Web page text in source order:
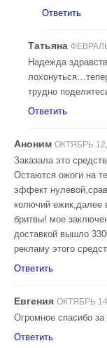
Ответить
Татьяна
Надежда
трудно
Ответить
Аноним ОКТЯБРЬ
Заказала это
Остаются ожоги на
эффект
колючий ежик,далее
бритвы! мое
доставкой вышло
рекламу этого
Ответить
Евгения ОКТЯБРЬ
Огромное спасибо за
Ответить